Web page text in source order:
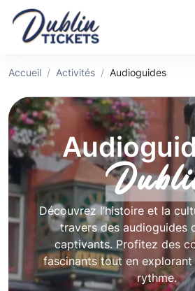
Accueil Activités Audioguides
Découvrez l’histoire et la
travers des audioguides
captivants. Profitez des
fascinants tout en
rythme.